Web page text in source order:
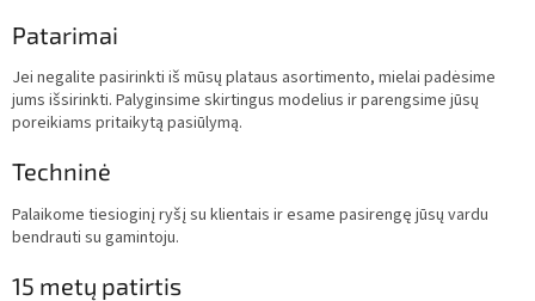
Patarimai
Jei negalite pasirinkti iš mūsų plataus asortimento, mielai padėsime
jums išsirinkti. Palyginsime skirtingus modelius ir parengsime jūsų
poreikiams pritaikytą pasiūlymą.
Techninė
Palaikome tiesioginį ryšį su klientais ir esame pasirengę jūsų vardu
bendrauti su gamintoju.
15 metų patirtis